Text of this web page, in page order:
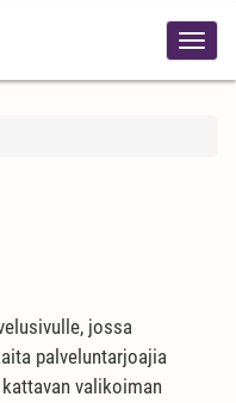
jossa
palveluntarjoajia
valikoiman